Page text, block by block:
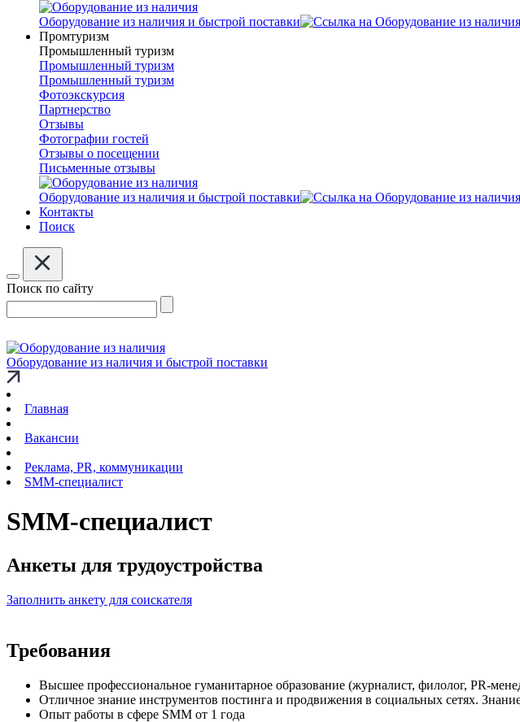
Оборудование из наличия и быстрой поставки
Промтуризм
Промышленный туризм
Промышленный туризм
Промышленный туризм
Фотоэкскурсия
Партнерство
Отзывы
Фотографии гостей
Отзывы о посещении
Письменные отзывы
Оборудование из наличия и быстрой поставки
Контакты
Поиск
Поиск по сайту
Оборудование из наличия и быстрой поставки
Главная
Вакансии
Реклама, PR, коммуникации
SMM-специалист
SMM-специалист
Анкеты для трудоустройства
Заполнить анкету для соискателя
Требования
Высшее профессиональное гуманитарное образование (журналист, филолог, PR-
Отличное знание инструментов постинга и продвижения в социальных сетях.
Опыт работы в сфере SMM от 1 года